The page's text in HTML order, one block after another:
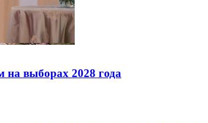
на выборах 2028 года